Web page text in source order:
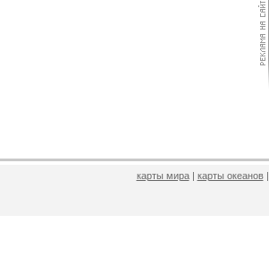
карты мира| карты океанов|